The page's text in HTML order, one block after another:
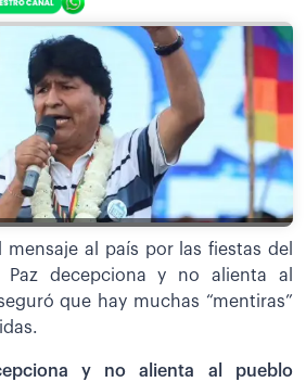
mensaje al país por las fiestas del
Paz decepciona y no alienta al
que hay muchas “mentiras”
y no alienta al pueblo